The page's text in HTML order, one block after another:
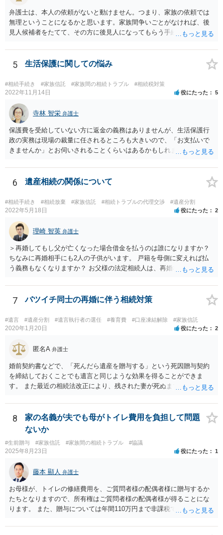
弁護士は、本人の依頼がないと動けません。つまり、家族の依頼では
無理ということになるかと思います。家族間争いごとがなければ、後
見人候補者をたてて、その方に後見人になってもらう手続をすすめた
5 生活保護に関しての悩み
#相続手続き #家族信託 #家族間の相続トラブル #相続税対策
2022年11月14日 役にたった 5
寺林 智栄 弁護士
保護費を受給していない方に返金の義務はありませんが、生活保護行
政の実務は現場の裁量に任されるところも大きいので、「お支払いで
きませんか」とお伺いされることくらいはあるかもしれません。 通報
考えてご判断いただくのが良いと思います。
6 遺産相続の関係について
#相続手続き #相続放棄 #家族信託 #相続トラブルの代理交渉 #遺産分割
2022年5月18日 役にたった 2
理崎 智英 弁護士
＞再婚してもし父が亡くなった場合借金を払うのは誰になりますか？
ちなみに再婚相手にも2人の子供がいます。 戸籍を母側に変えれば払
う義務もなくなりますか？ お父様の法定相続人は、再婚相手とご相談
戸籍がどこにあるのかは関係ありません。 ただし、お父様が亡くなっ
たことを知ってから３か月以内に家庭裁判所にて「相続放棄」の手続
7 バツイチ同士の再婚に伴う相続対策
#遺言 #遺産分割 #遺言執行者の選任 #養育費 #口座凍結解除 #家族信託
2020年1月20日 役にたった 2
匿名A 弁護士
婚前契約書などで、「死んだら遺産を贈与する」という死因贈与契約
を締結しておくことでも遺言と同じような効果を得ることができま
す。 また最近の相続法改正により、残された妻が死ぬまで家に住み続
で、その制度を活用する方法も考えられます。 もし契約書の作成まで
視野に入れておられる場合は、お近くの弁護士、できれば相続に強い
弁護士にご相談なさるとよいでしょう。
8
家の名義が夫でも母がトイレ費用を負担して問題
ないか
#生前贈与 #家族信託 #家族間の相続トラブル #協議
2025年8月23日 役にたった 1
藤本 顯人 弁護士
お母様が、トイレの修繕費用を、ご質問者様の配偶者様に贈与するか
たちとなりますので、所有権はご質問者様の配偶者様が得ることにな
ります。 また、贈与については年間110万円まで非課税であり、トイ